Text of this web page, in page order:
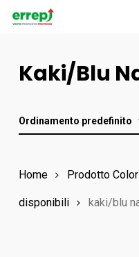
Skip
contentKaki/blu
Ordinamento predefinito
Home Prodotto
disponibili kaki/blu